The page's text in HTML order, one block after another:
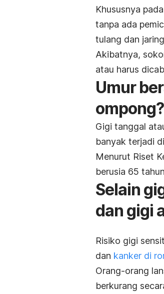
Khususnya
tanpa ada
tulang dan
Akibatnya,
atau harus
Umur
ompong?
Gigi tanggal
banyak terjadi
Menurut Riset
berusia 65
Selain
dan gigi
Risiko gigi
dan kanker di
Orang-orang
berkurang